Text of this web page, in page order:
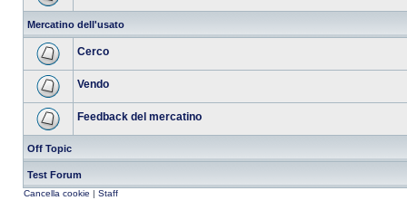
Mercatino dell'usato
Cerco
Vendo
Feedback del mercatino
Off Topic
Test Forum
Cancella cookie | Staff